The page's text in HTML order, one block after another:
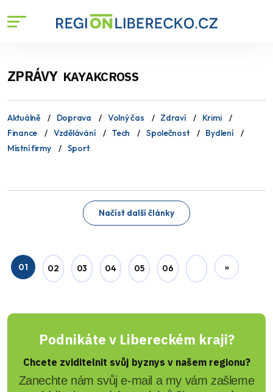
ZPRÁVY KAYAKCROSS
Aktuálně Doprava Volný čas Zdraví
Krimi
Finance
Vzdělávání Tech Společnost
Bydlení
Místní firmy
Sport
Načíst další články
01 02 03 04 05 06 »
Podnikáte v Libereckém kraji?
Chcete zviditelnit svůj byznys v našem regionu?
Zanechte nám svůj e-mail a my vám zašleme